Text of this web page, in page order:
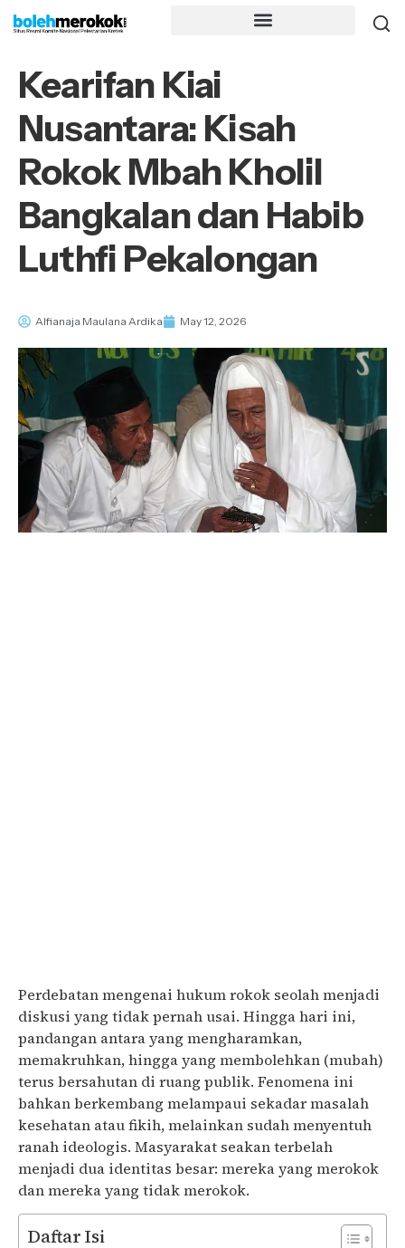
Kearifan Kiai
Nusantara: Kisah
Rokok Mbah Kholil
Bangkalan dan Habib
Luthfi Pekalongan
Alfianaja Maulana Ardika May 12, 2026
Perdebatan mengenai hukum rokok seolah menjadi
diskusi yang tidak pernah usai. Hingga hari ini,
pandangan antara yang mengharamkan,
memakruhkan, hingga yang membolehkan (mubah)
terus bersahutan di ruang publik. Fenomena ini
bahkan berkembang melampaui sekadar masalah
kesehatan atau fikih, melainkan sudah menyentuh
ranah ideologis. Masyarakat seakan terbelah
menjadi dua identitas besar: mereka yang merokok
dan mereka yang tidak merokok.
Daftar Isi